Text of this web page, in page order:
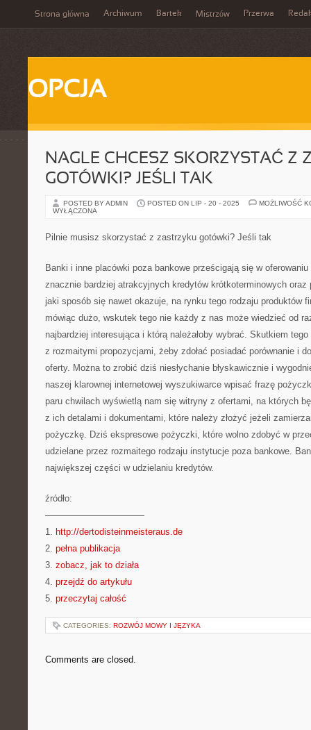
Strona główna Archiwum Bartek Mistrzów Przerwa
OPCJA
NAGLE CHCESZ SKORZYSTAĆ Z
GOTÓWKI? JEŚLI TAK
POSTED BY ADMIN POSTED ON LIP - 20 - 2025
MOŻLIWOŚĆ
WYŁĄCZONA
Pilnie musisz skorzystać z zastrzyku gotówki? Jeśli tak
Banki i inne placówki poza bankowe prześcigają się w
znacznie bardziej atrakcyjnych kredytów krótkoterminowych
jaki sposób się nawet okazuje, na rynku tego rodzaju produktów
mówiąc dużo, wskutek tego nie każdy z nas może wiedzieć od
najbardziej interesująca i którą należałoby wybrać. Skutkiem
z rozmaitymi propozycjami, żeby zdołać posiadać porównanie i
oferty. Można to zrobić dziś niesłychanie błyskawicznie i
naszej klarownej internetowej wyszukiwarce wpisać frazę
paru chwilach wyświetlą nam się witryny z ofertami, na których
z ich detalami i dokumentami, które należy złożyć jeżeli
pożyczkę. Dziś ekspresowe pożyczki, które wolno zdobyć w
udzielane przez rozmaitego rodzaju instytucje poza bankowe.
największej części w udzielaniu kredytów.
źródło:
———————————
1. http://dertodisteinmeisteraus.de
2. pełna publikacja
3. zobacz, jak to działa
4. przejdź do artykułu
5. przeczytaj całość
CATEGORIES: ROZWÓJ MOWY I JĘZYKA
Comments are closed.